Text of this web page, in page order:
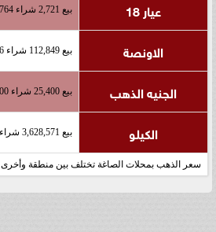
عيار 18 بيع 2,721 شراء 2,764
الاونصة بيع 112,849 شراء 114,626
الجنيه الذهب بيع 25,400 شراء 25,800
الكيلو بيع 3,628,571 شراء 3,685,714
سعر الذهب بمحلات الصاغة تختلف بين منطقة وأخرى